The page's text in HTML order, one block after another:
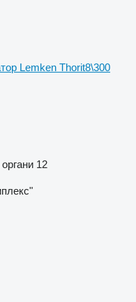
Lemken Thorit8\300
12